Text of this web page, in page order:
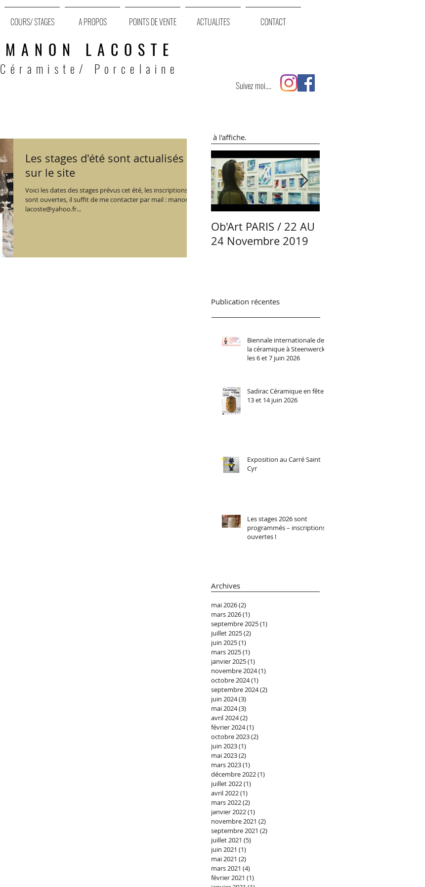
COURS/ STAGES A PROPOS POINTS DE VENTE ACTUALITES CONTACT
MANON LACOSTE
Céramiste/ Porcelaine
Suivez moi....
Les stages d'été sont actualisés
sur le site
Voici les dates des stages prévus cet été, les inscriptions
sont ouvertes, il suffit de me contacter par mail : manon-
lacoste@yahoo.fr...
à l'affiche.
Ob'Art PARIS / 22 AU
24 Novembre 2019
Publication récentes
Biennale internationale de
la céramique à Steenwerck
les 6 et 7 juin 2026
Sadirac Céramique en fête
13 et 14 juin 2026
Exposition au Carré Saint
Cyr
Les stages 2026 sont
programmés – inscriptions
ouvertes !
Archives
mai 2026(2)
mars 2026(1)
septembre 2025(1)
juillet 2025(2)
juin 2025(1)
mars 2025(1)
janvier 2025(1)
novembre 2024(1)
octobre 2024(1)
septembre 2024(2)
juin 2024(3)
mai 2024(3)
avril 2024(2)
février 2024(1)
octobre 2023(2)
juin 2023(1)
mai 2023(2)
mars 2023(1)
décembre 2022(1)
juillet 2022(1)
avril 2022(1)
mars 2022(2)
janvier 2022(1)
novembre 2021 (2)
septembre 2021 (2)
juillet 2021 (5)
juin 2021 (1)
mai 2021 (2)
mars 2021 (4)
février 2021 (1)